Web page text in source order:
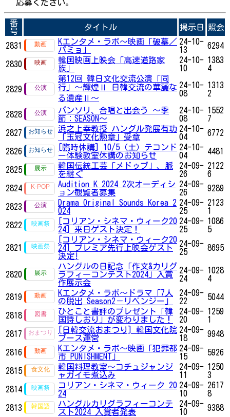
応募ください。
番
号
タイトル 掲示日 照会
2831
Kエンタメ・ラボ～映画「破墓／
パミョ」
24-10-
13
6294
2830
韓国映画上映会「高速道路家
族」
24-10-
10
1383
4
2829
第12回 韓日文化交流公演「同
行」～輝煌Ⅱ 日韓交流の華麗な
る遺産Ⅱ～
24-10-
08
1313
2
2828
パンソリ、合唱と出会う ～季
節：SEASON～
24-10-
08
1552
7
2827
浜之上幸教授 ハングル発展有功
「玉冠文化勲章」受章
24-10-
04
6772
2826
[臨時休講] 10/5（土）テコンド
ー体験教室休講のお知らせ
24-10-
04
4481
2825
韓国伝統工芸「メドゥプ」、脈
を継ぐ
24-09-
26
2122
6
2824
Audition K 2024 2次オーディシ
ョン観覧者募集
24-09-
26
9289
2823
Drama Original Sounds Korea 2
024
24-09-
25
2123
1
2822
[コリアン・シネマ・ウィーク20
24] 来日ゲスト決定！
24-09-
25
1086
5
2821
[コリアン・シネマ・ウィーク20
24] プレミア先行上映会ゲスト
決定!
24-09-
25
8695
2820
ハングルの日記念「作文&カリグ
ラフィーコンテスト2024」入賞
作展示会
24-09-
24
1028
4
2819
Kエンタメ・ラボ～ドラマ「7人
の脱出 Season2－リベンジー」
24-09-
22
5044
2818
ひとこと書評のプレゼント「韓
国詩しおり」が変わりました！
24-09-
20
1259
1
2817
[日韓交流おまつり] 韓国文化院
ブース運営
24-09-
18
9948
2816
Kエンタメ・ラボ～映画「犯罪都
市 PUNISHMENT」
24-09-
15
5926
2815
韓国料理教室～コチュジャンジ
ャガイモ煮込み
24-09-
11
1250
3
2814
コリアン・シネマ・ウィーク 20
24
24-09-
10
2617
8
2813
ハングルカリグラフィーコンテ
スト2024 入賞者発表
24-09-
10
9388